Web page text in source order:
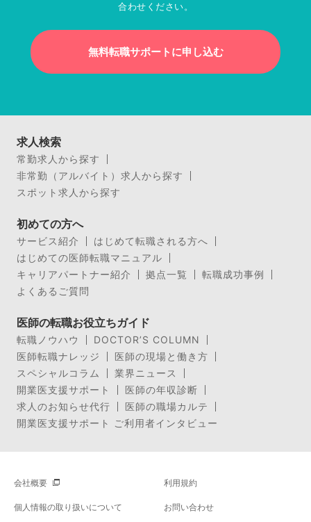
合わせください。
無料転職サポートに申し込む
求人検索
常勤求人から探す
非常勤（アルバイト）求人から探す
スポット求人から探す
初めての方へ
サービス紹介
はじめて転職される方へ
はじめての医師転職マニュアル
キャリアパートナー紹介
拠点一覧
転職成功事例
よくあるご質問
医師の転職お役立ちガイド
転職ノウハウ
DOCTOR’S COLUMN
医師転職ナレッジ
医師の現場と働き方
スペシャルコラム
業界ニュース
開業医支援サポート
医師の年収診断
求人のお知らせ代行
医師の職場カルテ
開業医支援サポート ご利用者インタビュー
会社概要 利用規約
個人情報の取り扱いについて お問い合わせ